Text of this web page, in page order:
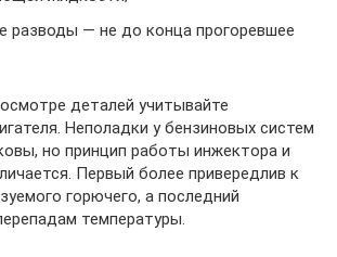
разводы — не до конца прогоревшее
деталей учитывайте
Неполадки у бензиновых систем
но принцип работы инжектора и
Первый более привередлив к
горючего, а последний
температуры.